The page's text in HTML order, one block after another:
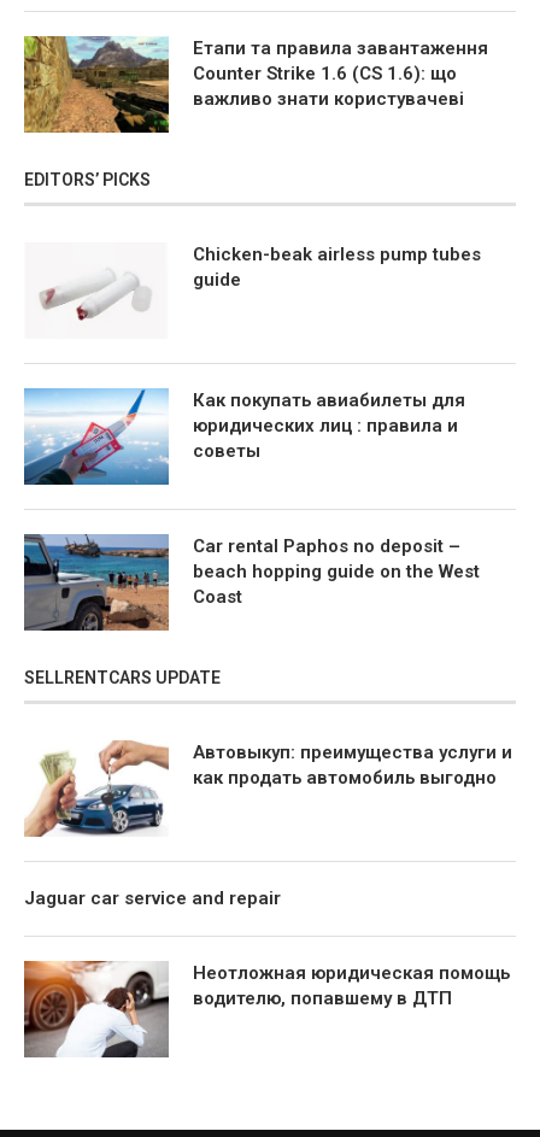
Етапи та правила завантаження
Counter Strike 1.6 (CS 1.6): що
важливо знати користувачеві
EDITORS’ PICKS
Chicken-beak airless pump tubes
guide
Как покупать авиабилеты для
юридических лиц : правила и
советы
Car rental Paphos no deposit –
beach hopping guide on the West
Coast
SELLRENTCARS UPDATE
Автовыкуп: преимущества услуги и
как продать автомобиль выгодно
Jaguar car service and repair
Неотложная юридическая помощь
водителю, попавшему в ДТП